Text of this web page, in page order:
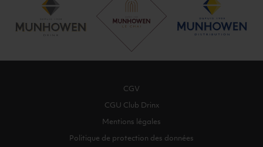
CGV
CGU Club Drinx
Mentions légales
Politique de protection des données